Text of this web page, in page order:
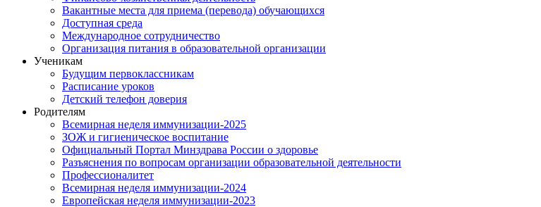
Вакантные места для приема (перевода) обучающихся
Доступная среда
Международное сотрудничество
Организация питания в образовательной организации
Ученикам
Будущим первоклассникам
Расписание уроков
Детский телефон доверия
Родителям
Всемирная неделя иммунизации-2025
ЗОЖ и гигиеническое воспитание
Официальный Портал Минздрава России о здоровье
Разъяснения по вопросам организации образовательной деятельности
Профессионалитет
Всемирная неделя иммунизации-2024
Европейская неделя иммунизации-2023